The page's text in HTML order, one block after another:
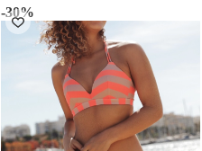
€75,50.
€52,90.
-30%